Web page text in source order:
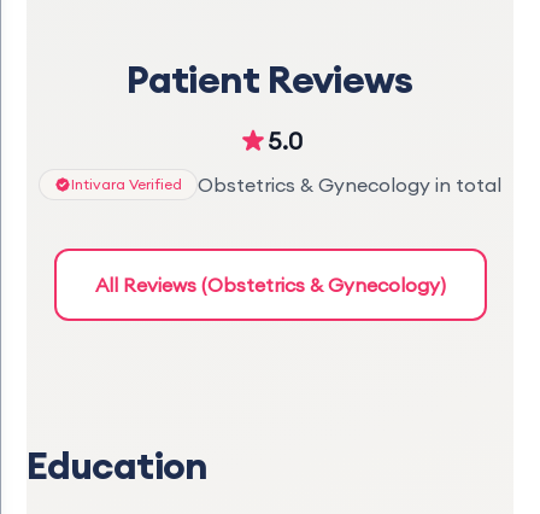
Patient Reviews
5.0
Intivara Verified Obstetrics & Gynecology in total
All Reviews (Obstetrics & Gynecology)
Education